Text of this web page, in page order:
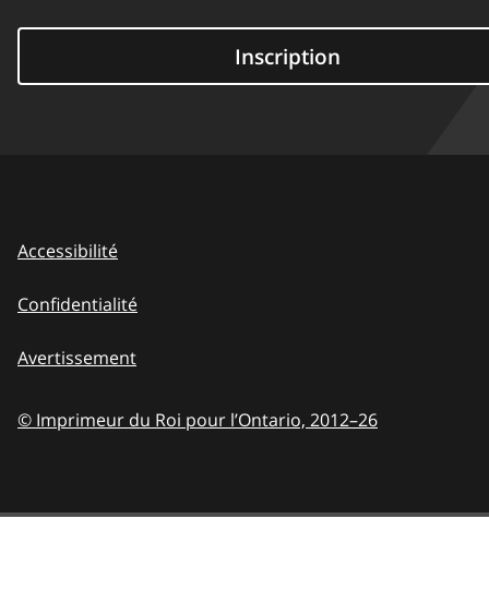
Inscription
Accessibilité
Confidentialité
Avertissement
© Imprimeur du Roi pour l’Ontario, 2012–26